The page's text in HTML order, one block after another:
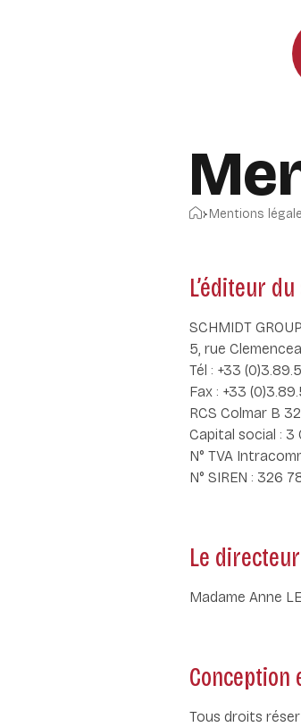
Accueil
Mentions
L’éditeur
SCHMIDT
5, rue
Tél : +33
Fax : +33
RCS Colmar B
Capital social :
N° TVA
N° SIREN : 326
Le
Madame Anne
Tous droits